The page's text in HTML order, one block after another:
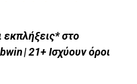
εκπλήξεις* στο
| 21+ Ισχύουν όροι